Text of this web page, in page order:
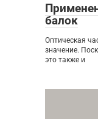
балок
Оптическая
значение.
это также и